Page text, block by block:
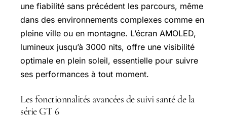
une fiabilité sans précédent les parcours, même
dans des environnements complexes comme en
pleine ville ou en montagne. L’écran AMOLED,
lumineux jusqu’à 3000 nits, offre une visibilité
optimale en plein soleil, essentielle pour suivre
ses performances à tout moment.
Les fonctionnalités avancées de suivi santé de la
série GT 6